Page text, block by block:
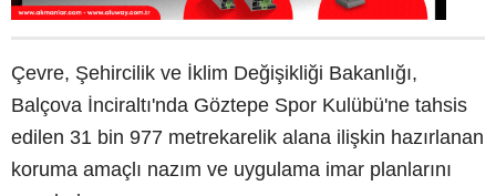
Çevre, Şehircilik ve İklim Değişikliği Bakanlığı,
Balçova İnciraltı'nda Göztepe Spor Kulübü'ne tahsis
edilen 31 bin 977 metrekarelik alana ilişkin hazırlanan
koruma amaçlı nazım ve uygulama imar planlarını